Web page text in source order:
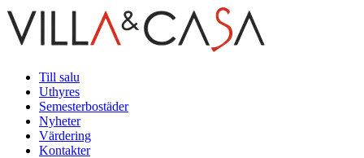
Till salu
Uthyres
Semesterbostäder
Nyheter
Värdering
Kontakter